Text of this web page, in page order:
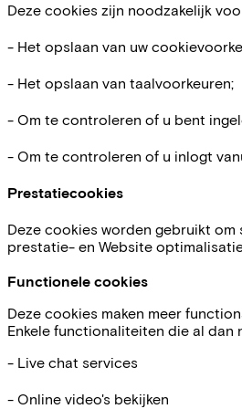
Deze cookies zijn noodzakelijk
- Het opslaan van uw
- Het opslaan van taalvoorkeuren;
- Om te controleren of u bent
- Om te controleren of u inlogt
Prestatiecookies
Deze cookies worden gebruikt
prestatie- en Website
Functionele cookies
Deze cookies maken meer
Enkele functionaliteiten die al
- Live chat services
- Online video's bekijken